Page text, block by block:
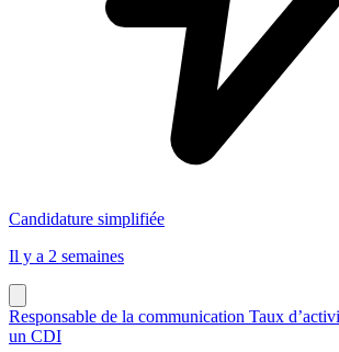
Candidature simplifiée
Il y a 2 semaines
Responsable de la communication Taux
un CDI